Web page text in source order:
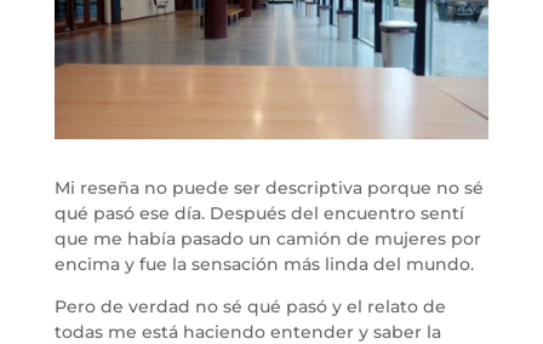
Mi reseña no puede ser descriptiva porque no sé
qué pasó ese día. Después del encuentro sentí
que me había pasado un camión de mujeres por
encima y fue la sensación más linda del mundo.
Pero de verdad no sé qué pasó y el relato de
todas me está haciendo entender y saber la